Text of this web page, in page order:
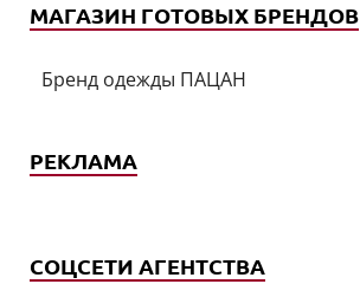
МАГАЗИН ГОТОВЫХ БРЕНДОВ
Бренд одежды ПАЦАН
РЕКЛАМА
СОЦСЕТИ АГЕНТСТВА